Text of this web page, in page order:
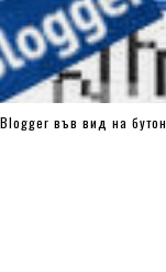
във вид на бутон